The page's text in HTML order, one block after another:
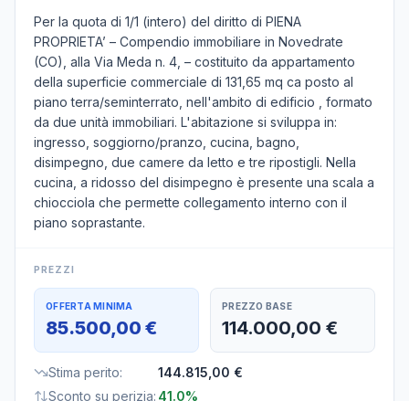
Per la quota di 1/1 (intero) del diritto di PIENA
PROPRIETA’ – Compendio immobiliare in Novedrate
(CO), alla Via Meda n. 4, – costituito da appartamento
della superficie commerciale di 131,65 mq ca posto al
piano terra/seminterrato, nell'ambito di edificio , formato
da due unità immobiliari. L'abitazione si sviluppa in:
ingresso, soggiorno/pranzo, cucina, bagno,
disimpegno, due camere da letto e tre ripostigli. Nella
cucina, a ridosso del disimpegno è presente una scala a
chiocciola che permette collegamento interno con il
piano soprastante.
PREZZI
OFFERTA MINIMA
85.500,00 €
PREZZO BASE
114.000,00 €
Stima perito:
144.815,00 €
Sconto su perizia: 41.0%